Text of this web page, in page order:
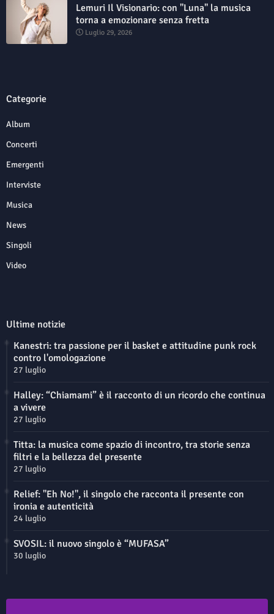
Lemuri Il Visionario: con "Luna" la musica
torna a emozionare senza fretta
Luglio 29, 2026
Categorie
Album
Concerti
Emergenti
Interviste
Musica
News
Singoli
Video
Ultime notizie
Kanestri: tra passione per il basket e attitudine punk rock
contro l'omologazione
27 luglio
Halley: “Chiamami” è il racconto di un ricordo che continua
a vivere
27 luglio
Titta: la musica come spazio di incontro, tra storie senza
filtri e la bellezza del presente
27 luglio
Relief: "Eh No!", il singolo che racconta il presente con
ironia e autenticità
24 luglio
SVOSIL: il nuovo singolo è “MUFASA”
30 luglio